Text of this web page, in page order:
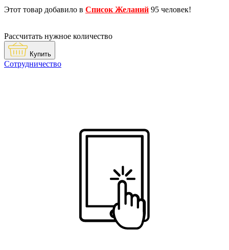
Этот товар добавило в Список Желаний 95 человек!
Рассчитать нужное количество
Купить
Сотрудничество